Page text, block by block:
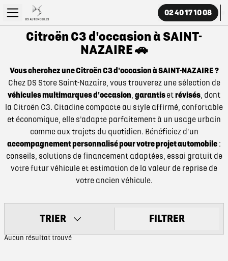
02 40 17 10 08
Citroën C3 d'occasion à SAINT-
NAZAIRE 🚗
Vous cherchez une Citroën C3 d'occasion à SAINT-NAZAIRE ?
Chez DS Store Saint-Nazaire, vous trouverez une sélection de
véhicules multimarques d'occasion, garantisetrévisés, dont
la Citroën C3. Citadine compacte au style affirmé, confortable
et économique, elle s'adapte parfaitement à un usage urbain
comme aux trajets du quotidien. Bénéficiez d'un
accompagnement personnalisé pour votre projet automobile :
conseils, solutions de financement adaptées, essai gratuit de
votre futur véhicule et estimation de la valeur de reprise de
votre ancien véhicule.
TRIER FILTRER
Aucun résultat trouvé